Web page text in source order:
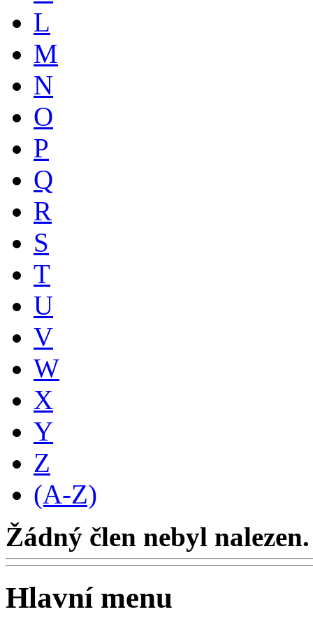
L
M
N
O
P
Q
R
S
T
U
V
W
X
Y
Z
(A-Z)
Žádný člen nebyl nalezen.
Hlavní menu